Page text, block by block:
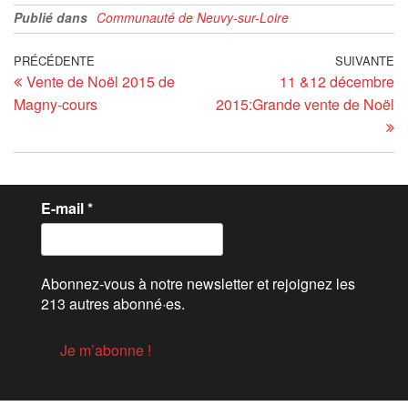
Publié dans Communauté de Neuvy-sur-Loire
PRÉCÉDENTE
Vente de Noël 2015 de
Magny-cours
SUIVANTE
11 &12 décembre
2015:Grande vente de Noël
E-mail*
Abonnez-vous à notre newsletter et rejoignez les
213 autres abonné·es.